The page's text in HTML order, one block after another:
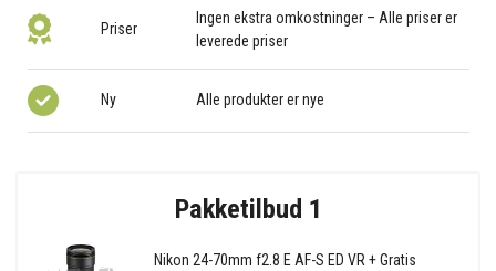
Priser
Ingen ekstra omkostninger – Alle priser er
leverede priser
Ny Alle produkter er nye
Pakketilbud 1
Nikon 24-70mm f2.8 E AF-S ED VR + Gratis